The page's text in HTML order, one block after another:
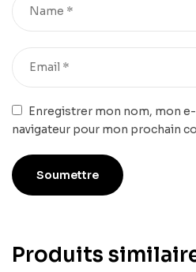
Enregistrer mon nom, mon
navigateur pour mon prochain
Produits